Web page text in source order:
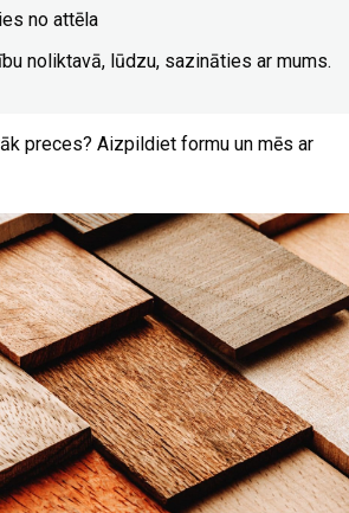
no attēla
noliktavā, lūdzu, sazināties ar mums.
preces? Aizpildiet formu un mēs ar